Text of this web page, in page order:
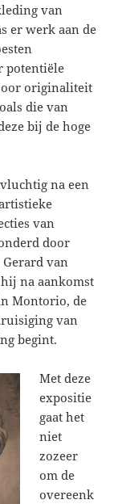
van
er werk aan de
potentiële
originaliteit
die van
bij de hoge
na een
van
door
Gerard van
na aankomst
Montorio, de
van
begint.
Met deze
expositie
gaat het
niet
zozeer
om de
overeenk